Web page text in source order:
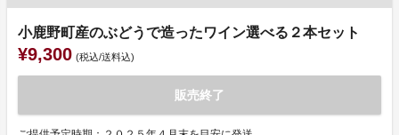
小鹿野町産のぶどうで造ったワイン選べる２本セット
¥9,300 (税込/送料込)
販売終了